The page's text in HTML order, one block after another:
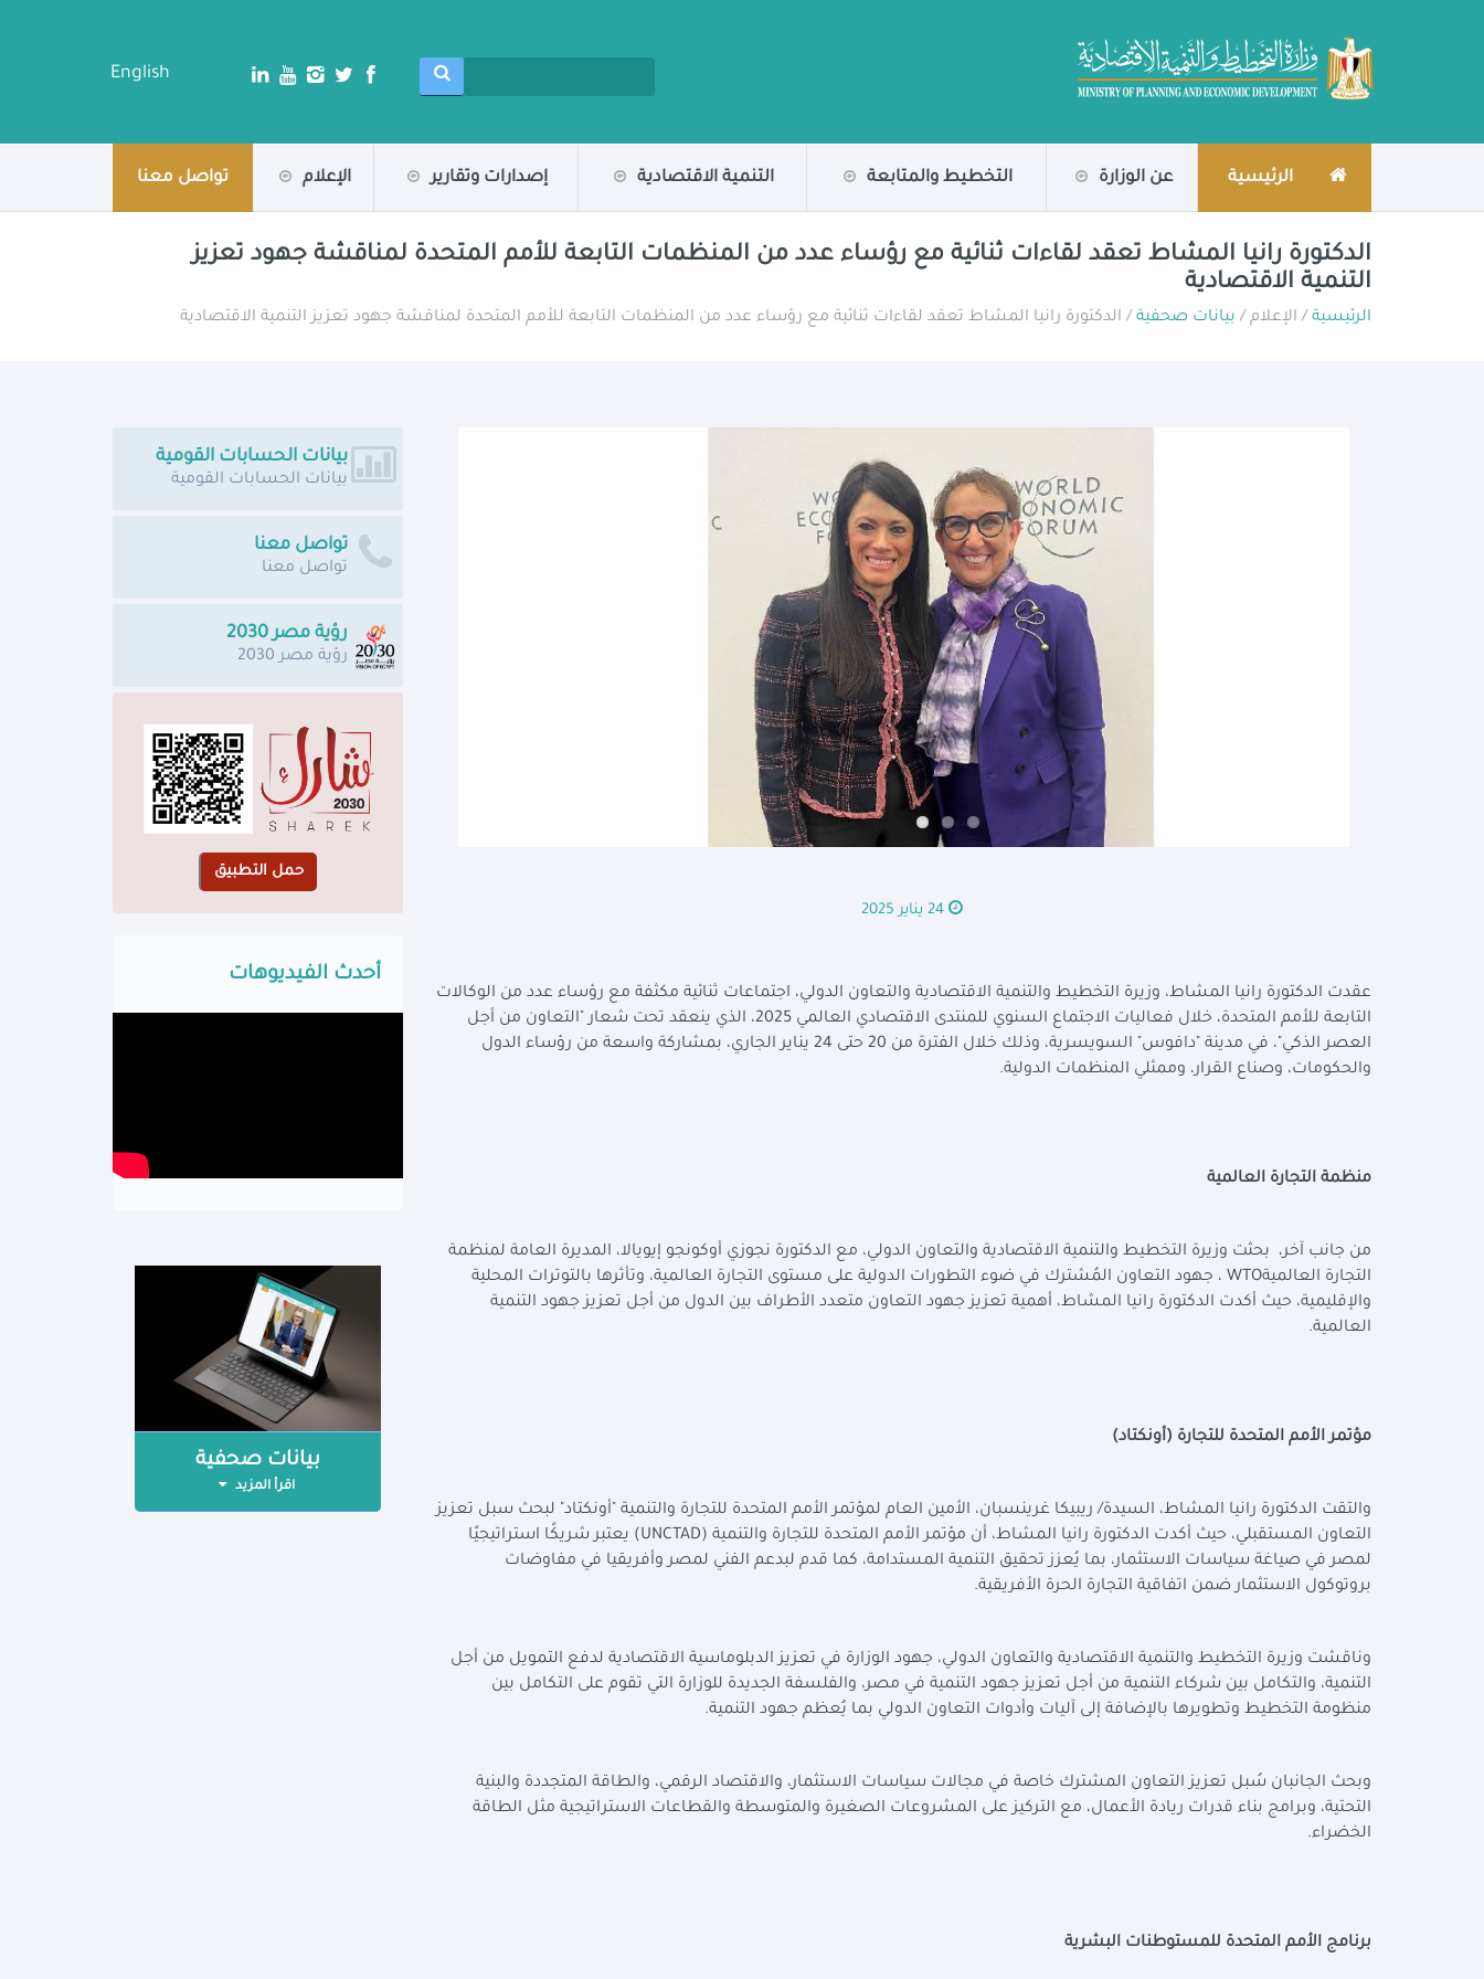
English
الرئيسية عن الوزارة التخطيط والمتابعة التنمية الاقتصادية إصدارات وتقارير الإعلام تواصل معنا
الدكتورة رانيا المشاط تعقد لقاءات ثنائية مع رؤساء عدد من المنظمات التابعة للأمم المتحدة لمناقشة جهود تعزيز
التنمية الاقتصادية
الرئيسية / الإعلام / بيانات صحفية / الدكتورة رانيا المشاط تعقد لقاءات ثنائية مع رؤساء عدد من المنظمات التابعة للأمم المتحدة لمناقشة جهود تعزيز التنمية الاقتصادية
24 يناير 2025
عقدت الدكتورة رانيا المشاط، وزيرة التخطيط والتنمية الاقتصادية والتعاون الدولي، اجتماعات ثنائية مكثفة مع رؤساء عدد من الوكالات
التابعة للأمم المتحدة، خلال فعاليات الاجتماع السنوي للمنتدى الاقتصادي العالمي 2025، الذي ينعقد تحت شعار "التعاون من أجل
العصر الذكي"، في مدينة "دافوس" السويسرية، وذلك خلال الفترة من 20 حتى 24 يناير الجاري، بمشاركة واسعة من رؤساء الدول
والحكومات، وصناع القرار، وممثلي المنظمات الدولية.
منظمة التجارة العالمية
من جانب آخر، بحثت وزيرة التخطيط والتنمية الاقتصادية والتعاون الدولي، مع الدكتورة نجوزي أوكونجو إيويالا، المديرة العامة لمنظمة
التجارة العالميةWTO ، جهود التعاون المُشترك في ضوء التطورات الدولية على مستوى التجارة العالمية، وتأثرها بالتوترات المحلية
والإقليمية، حيث أكدت الدكتورة رانيا المشاط، أهمية تعزيز جهود التعاون متعدد الأطراف بين الدول من أجل تعزيز جهود التنمية
العالمية.
مؤتمر الأمم المتحدة للتجارة (أونكتاد)
والتقت الدكتورة رانيا المشاط، السيدة/ ريبيكا غرينسبان، الأمين العام لمؤتمر الأمم المتحدة للتجارة والتنمية "أونكتاد" لبحث سبل تعزيز
التعاون المستقبلي، حيث أكدت الدكتورة رانيا المشاط، أن مؤتمر الأمم المتحدة للتجارة والتنمية (UNCTAD) يعتبر شريكًا استراتيجيًا
لمصر في صياغة سياسات الاستثمار، بما يُعزز تحقيق التنمية المستدامة، كما قدم لبدعم الفني لمصر وأفريقيا في مفاوضات
بروتوكول الاستثمار ضمن اتفاقية التجارة الحرة الأفريقية.
وناقشت وزيرة التخطيط والتنمية الاقتصادية والتعاون الدولي، جهود الوزارة في تعزيز الدبلوماسية الاقتصادية لدفع التمويل من أجل
التنمية، والتكامل بين شركاء التنمية من أجل تعزيز جهود التنمية في مصر، والفلسفة الجديدة للوزارة التي تقوم على التكامل بين
منظومة التخطيط وتطويرها بالإضافة إلى آليات وأدوات التعاون الدولي بما يُعظم جهود التنمية.
وبحث الجانبان سُبل تعزيز التعاون المشترك خاصة في مجالات سياسات الاستثمار، والاقتصاد الرقمي، والطاقة المتجددة والبنية
التحتية، وبرامج بناء قدرات ريادة الأعمال، مع التركيز على المشروعات الصغيرة والمتوسطة والقطاعات الاستراتيجية مثل الطاقة
الخضراء.
برنامج الأمم المتحدة للمستوطنات البشرية
بيانات الحسابات القومية
بيانات الحسابات القومية
تواصل معنا
تواصل معنا
رؤية مصر 2030
رؤية مصر 2030
أحدث الفيديوهات
بيانات صحفية
اقرأ المزيد